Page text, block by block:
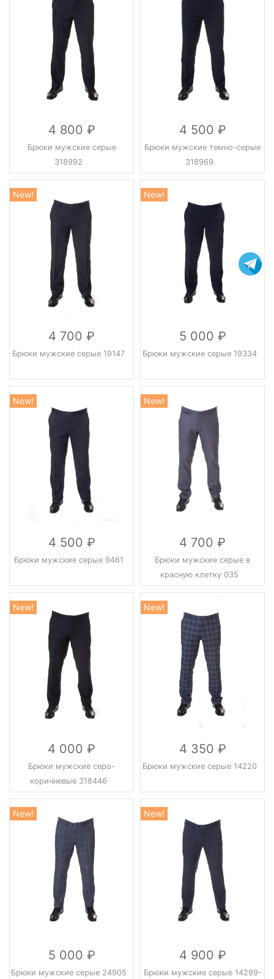
4 800
Брюки мужские серые
318992
4 500
Брюки мужские темно-серые
318969
New!
4 700
Брюки мужские серые 19147
New!
5 000
Брюки мужские серые 19334
New!
4 500
Брюки мужские серые 9461
New!
4 700
Брюки мужские серые в
красную клетку 035
New!
4 000
Брюки мужские серо-
коричневые 318446
New!
4 350
Брюки мужские серые 14220
New!
5 000
Брюки мужские серые 24905
New!
4 900
Брюки мужские серые 14299-